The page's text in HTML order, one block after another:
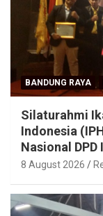
BANDUNG RAYA
Silaturahmi
Indonesia
Nasional
8 August 2026